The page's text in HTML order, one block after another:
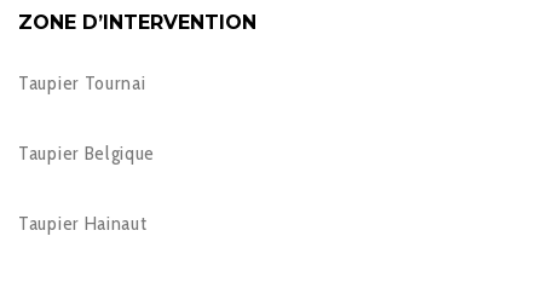
ZONE D’INTERVENTION
Taupier Tournai
Taupier Belgique
Taupier Hainaut